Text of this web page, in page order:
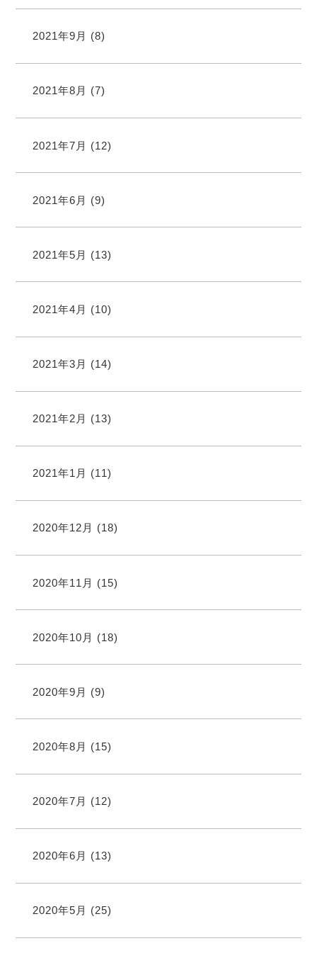
2021年9月 (8)
2021年8月 (7)
2021年7月 (12)
2021年6月 (9)
2021年5月 (13)
2021年4月 (10)
2021年3月 (14)
2021年2月 (13)
2021年1月 (11)
2020年12月 (18)
2020年11月 (15)
2020年10月 (18)
2020年9月 (9)
2020年8月 (15)
2020年7月 (12)
2020年6月 (13)
2020年5月 (25)